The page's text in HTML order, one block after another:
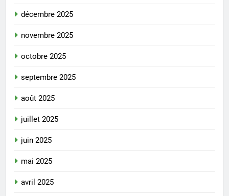
décembre 2025
novembre 2025
octobre 2025
septembre 2025
août 2025
juillet 2025
juin 2025
mai 2025
avril 2025